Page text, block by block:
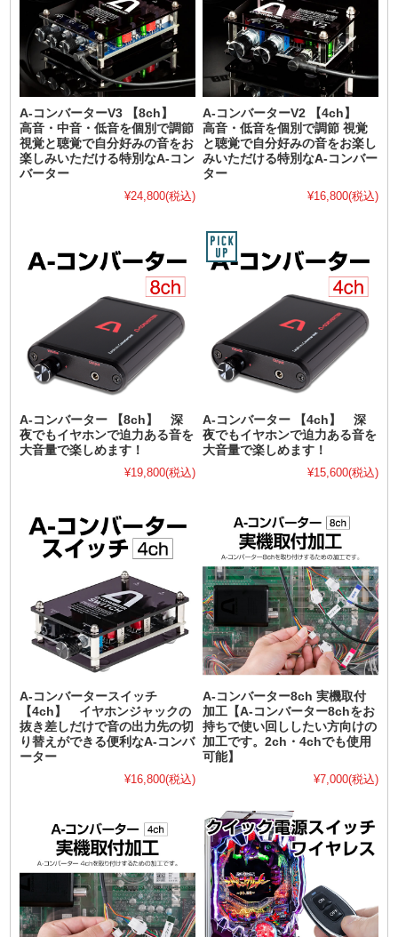
A-コンバーターV3 【8ch】
高音・中音・低音を個別で調節
視覚と聴覚で自分好みの音をお
楽しみいただける特別なA-コン
バーター
¥24,800(税込)
A-コンバーターV2 【4ch】
高音・低音を個別で調節 視覚
と聴覚で自分好みの音をお楽し
みいただける特別なA-コンバー
ター
¥16,800(税込)
A-コンバーター 【8ch】 深
夜でもイヤホンで迫力ある音を
大音量で楽しめます！
¥19,800(税込)
A-コンバーター 【4ch】 深
夜でもイヤホンで迫力ある音を
大音量で楽しめます！
¥15,600(税込)
A-コンバータースイッチ
【4ch】 イヤホンジャックの
抜き差しだけで音の出力先の切
り替えができる便利なA-コンバ
ーター
¥16,800(税込)
A-コンバーター8ch 実機取付
加工【A-コンバーター8chをお
持ちで使い回ししたい方向けの
加工です。2ch・4chでも使用
可能】
¥7,000(税込)